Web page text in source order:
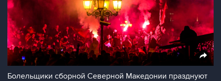
Болельщики сборной Северной Македонии празднуют